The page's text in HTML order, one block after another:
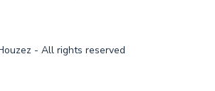
- All rights reserved